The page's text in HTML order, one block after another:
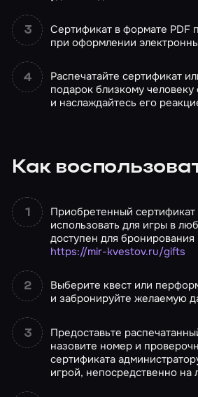
Сертификат в формате PDF
при оформлении
Распечатайте сертификат
подарок близкому человеку
и наслаждайтесь его
Как
Приобретенный
использовать для игры в
доступен для бронирования
https://mir-kvestov.ru/gifts
Выберите квест или
и забронируйте желаемую
Предоставьте
назовите номер и
сертификата
игрой, непосредственно на